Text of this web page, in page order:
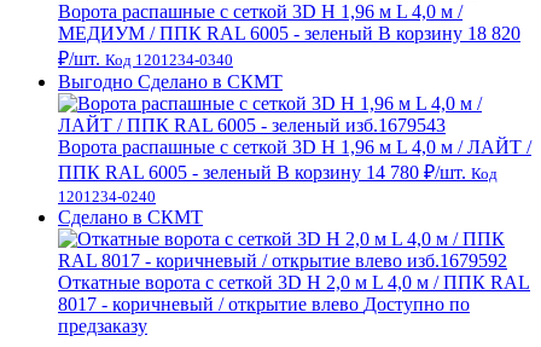
Ворота распашные с сеткой 3D Н 1,96 м L 4,0 м /
МЕДИУМ / ППК RAL 6005 - зеленый В корзину 18 820
₽/шт. Код 1201234-0340
Выгодно Сделано в СКМТ
Ворота распашные с сеткой 3D Н 1,96 м L 4,0 м / ЛАЙТ /
ППК RAL 6005 - зеленый В корзину 14 780 ₽/шт. Код
1201234-0240
Сделано в СКМТ
Откатные ворота с сеткой 3D H 2,0 м L 4,0 м / ППК RAL
8017 - коричневый / открытие влево Доступно по
предзаказу